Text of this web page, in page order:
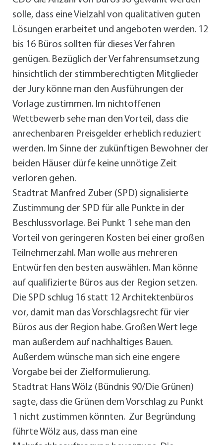
solle, dass eine Vielzahl von qualitativen guten
Lösungen erarbeitet und angeboten werden. 12
bis 16 Büros sollten für dieses Verfahren
genügen. Bezüglich der Verfahrensumsetzung
hinsichtlich der stimmberechtigten Mitglieder
der Jury könne man den Ausführungen der
Vorlage zustimmen. Im nichtoffenen
Wettbewerb sehe man den Vorteil, dass die
anrechenbaren Preisgelder erheblich reduziert
werden. Im Sinne der zukünftigen Bewohner der
beiden Häuser dürfe keine unnötige Zeit
verloren gehen.
Stadtrat Manfred Zuber (SPD) signalisierte
Zustimmung der SPD für alle Punkte in der
Beschlussvorlage. Bei Punkt 1 sehe man den
Vorteil von geringeren Kosten bei einer großen
Teilnehmerzahl. Man wolle aus mehreren
Entwürfen den besten auswählen. Man könne
auf qualifizierte Büros aus der Region setzen.
Die SPD schlug 16 statt 12 Architektenbüros
vor, damit man das Vorschlagsrecht für vier
Büros aus der Region habe. Großen Wert lege
man außerdem auf nachhaltiges Bauen.
Außerdem wünsche man sich eine engere
Vorgabe bei der Zielformulierung.
Stadtrat Hans Wölz (Bündnis 90/Die Grünen)
sagte, dass die Grünen dem Vorschlag zu Punkt
1 nicht zustimmen könnten. Zur Begründung
führte Wölz aus, dass man eine